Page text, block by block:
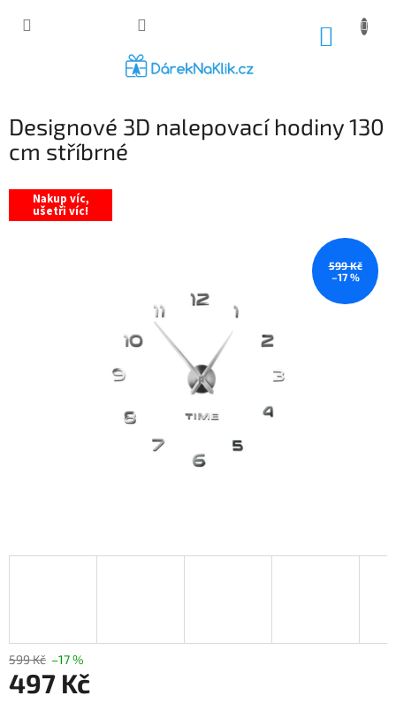
Designové 3D nalepovací hodiny 130
cm stříbrné
Nakup víc,
ušetři víc!
599 Kč
–17 %
599 Kč –17 %
497 Kč